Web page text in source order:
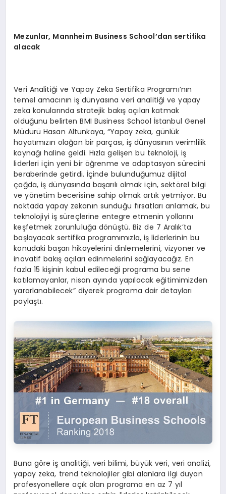
Mezunlar, Mannheim Business School’dan sertifika
alacak
Veri Analitiği ve Yapay Zeka Sertifika Programı’nın
temel amacının iş dünyasına veri analitiği ve yapay
zeka konularında stratejik bakış açıları katmak
olduğunu belirten BMI Business School İstanbul Genel
Müdürü Hasan Altunkaya, “Yapay zeka, günlük
hayatımızın olağan bir parçası, iş dünyasının verimlilik
kaynağı haline geldi. Hızla gelişen bu teknoloji, iş
liderleri için yeni bir öğrenme ve adaptasyon sürecini
beraberinde getirdi. İçinde bulunduğumuz dijital
çağda, iş dünyasında başarılı olmak için, sektörel bilgi
ve yönetim becerisine sahip olmak artık yetmiyor. Bu
noktada yapay zekanın sunduğu fırsatları anlamak, bu
teknolojiyi iş süreçlerine entegre etmenin yollarını
keşfetmek zorunluluğa dönüştü. Biz de 7 Aralık’ta
başlayacak sertifika programımızla, iş liderlerinin bu
konudaki başarı hikayelerini dinlemelerini, vizyoner ve
inovatif bakış açıları edinmelerini sağlayacağız. En
fazla 15 kişinin kabul edileceği programa bu sene
katılamayanlar, nisan ayında yapılacak eğitimimizden
yararlanabilecek” diyerek programa dair detayları
paylaştı.
Buna göre iş analitiği, veri bilimi, büyük veri, veri analizi,
yapay zeka, trend teknolojiler gibi alanlara ilgi duyan
profesyonellere açık olan programa en az 7 yıl